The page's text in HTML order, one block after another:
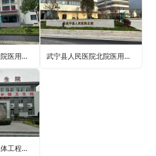
房县野人谷镇卫生院医用气体工程、管道工程 武宁县人民医院北院医用氧气、吸引、压缩空气气体工程，液氧储罐氧气站工程
吴村卫生院医用气体工程、管道工程、呼叫对讲工程